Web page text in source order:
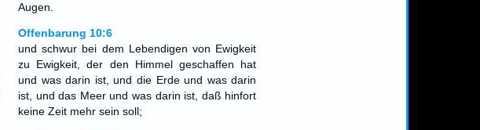
Augen.
Offenbarung 10:6
und schwur bei dem Lebendigen von Ewigkeit
zu Ewigkeit, der den Himmel geschaffen hat
und was darin ist, und die Erde und was darin
ist, und das Meer und was darin ist, daß hinfort
keine Zeit mehr sein soll;